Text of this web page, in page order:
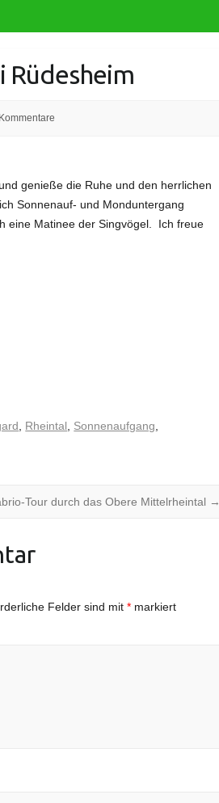
Rüdesheim
genieße die Ruhe und den herrlichen
Sonnenauf- und Monduntergang
eine Matinee der Singvögel. Ich freue
Rheintal Sonnenaufgang
Tour durch das Obere Mittelrheintal →
Felder sind mit* markiert